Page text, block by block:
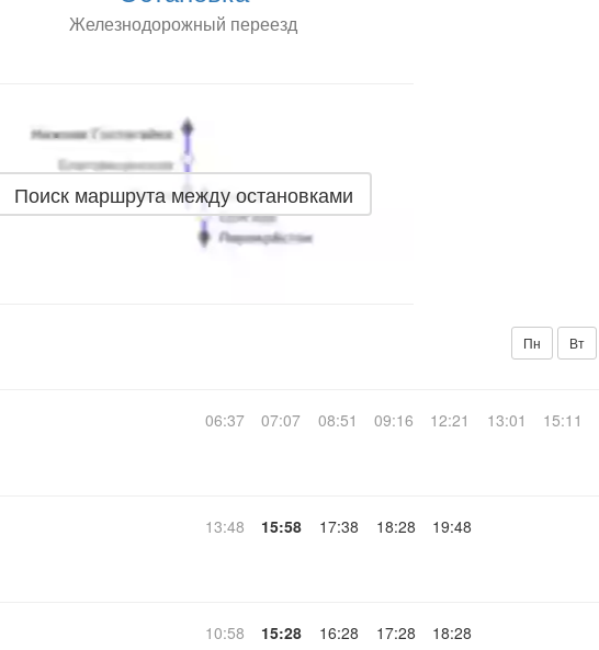
Железнодорожный переезд
Поиск маршрута между остановками
Пн Вт
06:37 07:07 08:51 09:16 12:21 13:01 15:11
13:48 15:58 17:38 18:28 19:48
10:58 15:28 16:28 17:28 18:28